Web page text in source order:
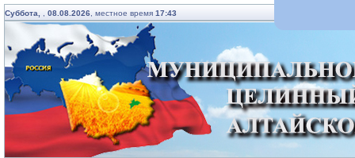
Суббота, 08.08.2026 , местное время 17:43